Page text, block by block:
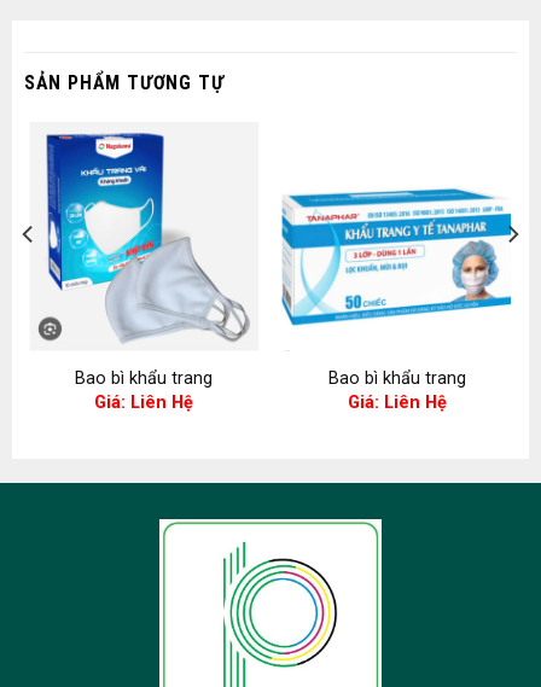
SẢN PHẨM TƯƠNG TỰ
Bao bì khẩu trang
Giá: Liên Hệ
Bao bì khẩu trang
Giá: Liên Hệ